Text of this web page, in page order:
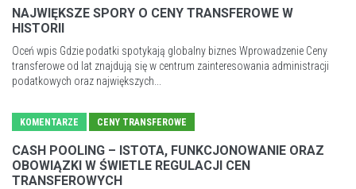
NAJWIĘKSZE SPORY O CENY TRANSFEROWE W
HISTORII
Oceń wpis Gdzie podatki spotykają globalny biznes Wprowadzenie Ceny
transferowe od lat znajdują się w centrum zainteresowania administracji
podatkowych oraz największych...
KOMENTARZE CENY TRANSFEROWE
CASH POOLING – ISTOTA, FUNKCJONOWANIE ORAZ
OBOWIĄZKI W ŚWIETLE REGULACJI CEN
TRANSFEROWYCH